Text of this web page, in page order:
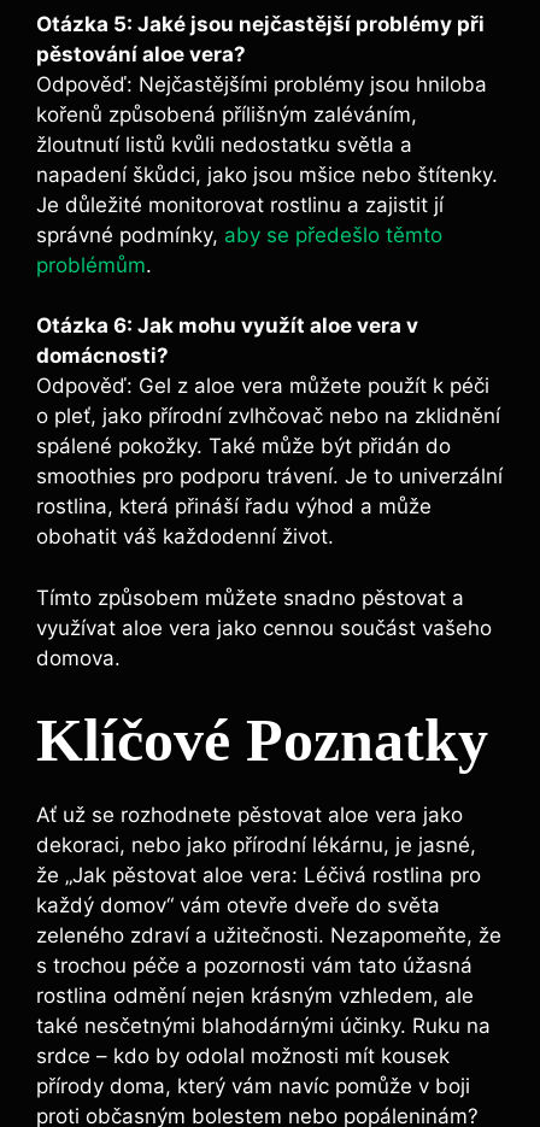
Otázka 5: Jaké jsou nejčastější problémy při
pěstování aloe vera?
Odpověď: Nejčastějšími problémy jsou hniloba
kořenů způsobená přílišným zaléváním,
žloutnutí listů kvůli nedostatku světla a
napadení škůdci, jako jsou mšice nebo štítenky.
Je důležité monitorovat rostlinu a zajistit jí
správné podmínky, aby se předešlo těmto
problémům.
Otázka 6: Jak mohu využít aloe vera v
domácnosti?
Odpověď: Gel z aloe vera můžete použít k péči
o pleť, jako přírodní zvlhčovač nebo na zklidnění
spálené pokožky. Také může být přidán do
smoothies pro podporu trávení. Je to univerzální
rostlina, která přináší řadu výhod a může
obohatit váš každodenní život.
Tímto způsobem můžete snadno pěstovat a
využívat aloe vera jako cennou součást vašeho
domova.
Klíčové Poznatky
Ať už se rozhodnete pěstovat aloe vera jako
dekoraci, nebo jako přírodní lékárnu, je jasné,
že „Jak pěstovat aloe vera: Léčivá rostlina pro
každý domov“ vám otevře dveře do světa
zeleného zdraví a užitečnosti. Nezapomeňte, že
s trochou péče a pozornosti vám tato úžasná
rostlina odmění nejen krásným vzhledem, ale
také nesčetnými blahodárnými účinky. Ruku na
srdce – kdo by odolal možnosti mít kousek
přírody doma, který vám navíc pomůže v boji
proti občasným bolestem nebo popáleninám?